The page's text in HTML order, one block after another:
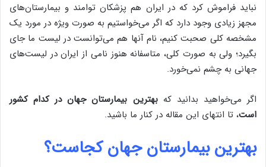
نباید فراموش کرد که در ایران هم پزشکان توامند و بیمارستان‌های
مجهز زیادی وجود دارد که اگر می‌خواستیم به صورت ویژه در مورد یک
مشخصه کلی صحبت کنیم، نام آنها هم می‌توانست در لیست ما جای
بگیرد؛ ولی به صورت کلی، متاسفانه هنوز نامی از ایران در لیست‌های
جهانی به چشم نمی‌خورد.
اگر می‌خواهید بدانید کهبهترین بیمارستان جهان در کدام کشور
است، تا انتهای این مقاله در کنار ما باشید.
بهترین بیمارستان جهان کجاست؟